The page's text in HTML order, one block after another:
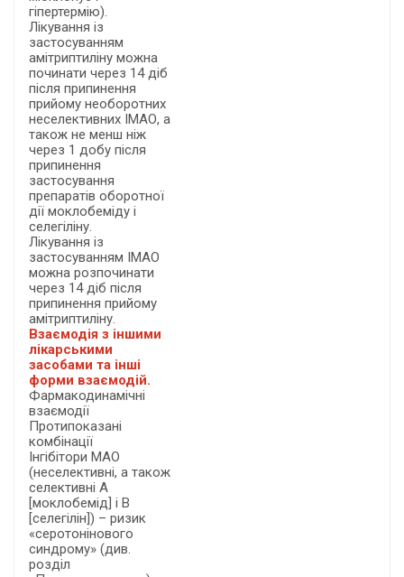
гіпертермію).
Лікування із
застосуванням
амітриптиліну можна
починати через 14 діб
після припинення
прийому необоротних
неселективних ІМАО, а
також не менш ніж
через 1 добу після
припинення
застосування
препаратів оборотної
дії моклобеміду і
селегіліну.
Лікування із
застосуванням ІМАО
можна розпочинати
через 14 діб після
припинення прийому
амітриптиліну.
Взаємодія з іншими
лікарськими
засобами та інші
форми взаємодій.
Фармакодинамічні
взаємодії
Протипоказані
комбінації
Інгібітори МАО
(неселективні, а також
селективні А
[моклобемід] і В
[селегілін]) – ризик
«серотонінового
синдрому» (див.
розділ